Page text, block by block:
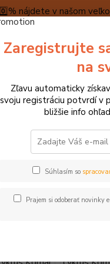
nájdete v našom
máme teraz
A PLATBA
► MONTESSORI POMÔCKY
cyklus
Zaregistrujte
na
Zľavu automaticky
svoju registráciu potvrdí v
bližšie info
Súhlasím so
Prajem si odoberať novinky